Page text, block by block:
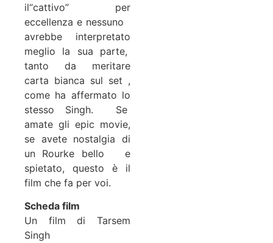
il“cattivo” per
eccellenza e nessuno
avrebbe interpretato
meglio la sua parte,
tanto da meritare
carta bianca sul set ,
come ha affermato lo
stesso Singh. Se
amate gli epic movie,
se avete nostalgia di
un Rourke bello e
spietato, questo è il
film che fa per voi.
Scheda film
Un film di Tarsem
Singh